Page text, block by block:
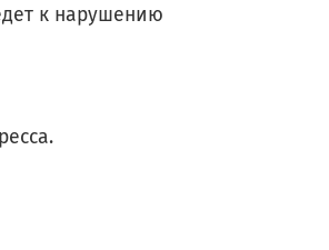
к нарушению